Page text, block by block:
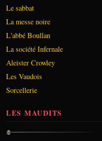
Le sabbat
La messe noire
L'abbé Boullan
La société Infernale
Aleister Crowley
Les Vaudois
Sorcellerie
LES MAUDITS